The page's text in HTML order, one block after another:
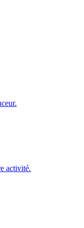
activité.